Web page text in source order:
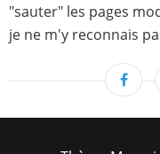
"sauter" les pages
je ne m'y reconnais